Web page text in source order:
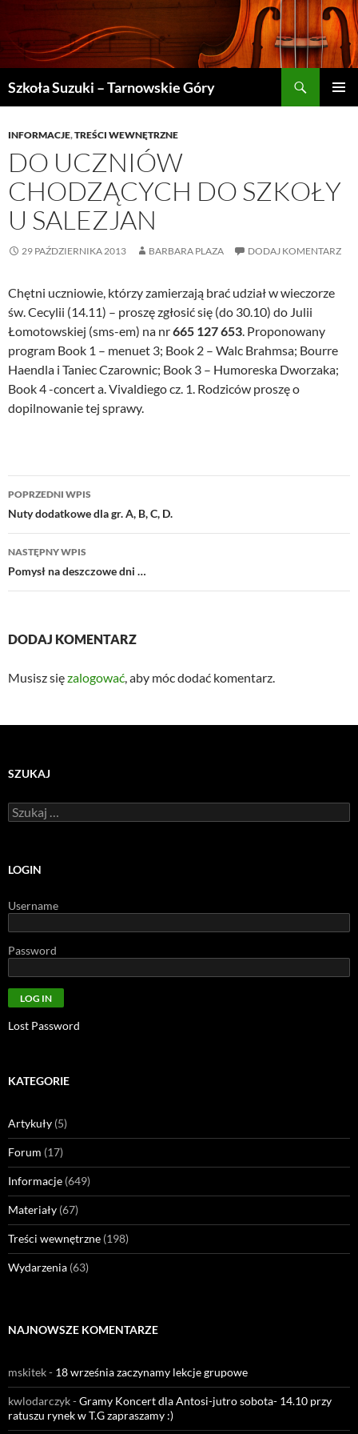
Szkoła Suzuki – Tarnowskie Góry
TREŚCI
INFORMACJE,TREŚCI WEWNĘTRZNE
DO UCZNIÓW
CHODZĄCYCH DO SZKOŁY
U SALEZJAN
29 PAŹDZIERNIKA 2013 BARBARA PLAZA DODAJ KOMENTARZ
Chętni uczniowie, którzy zamierzają brać udział w wieczorze
św. Cecylii (14.11) – proszę zgłosić się (do 30.10) do Julii
Łomotowskiej (sms-em) na nr665 127 653. Proponowany
program Book 1 – menuet 3; Book 2 – Walc Brahmsa; Bourre
Haendla i Taniec Czarownic; Book 3 – Humoreska Dworzaka;
Book 4 -concert a. Vivaldiego cz. 1. Rodziców proszę o
dopilnowanie tej sprawy.
Nawigacja
wpisu
POPRZEDNI WPIS
Nuty dodatkowe dla gr. A, B, C, D.
NASTĘPNY WPIS
Pomysł na deszczowe dni …
DODAJ KOMENTARZ
Musisz sięzalogować, aby móc dodać komentarz.
SZUKAJ
Szukaj:
LOGIN
Username
Password
Lost Password
KATEGORIE
Artykuły (5)
Forum (17)
Informacje (649)
Materiały (67)
Treści wewnętrzne (198)
Wydarzenia (63)
NAJNOWSZE KOMENTARZE
mskitek- 18 września zaczynamy lekcje grupowe
kwlodarczyk-Gramy Koncert dla Antosi-jutro sobota- 14.10 przy
ratuszu rynek w T.G zapraszamy :)